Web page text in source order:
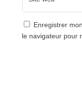
Enregistrer
le navigateur pour